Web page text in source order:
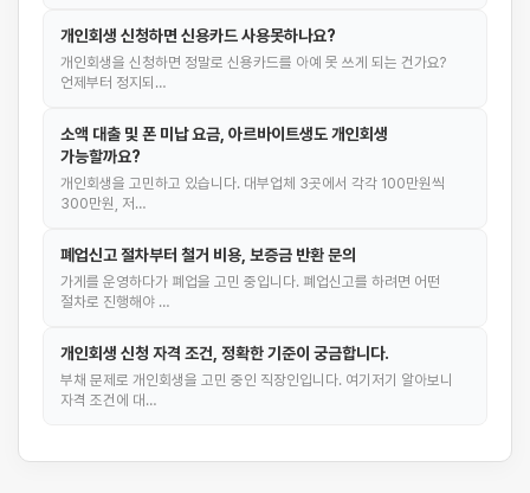
개인회생 신청하면 신용카드 사용못하나요?
개인회생을 신청하면 정말로 신용카드를 아예 못 쓰게 되는 건가요?
언제부터 정지되…
소액 대출 및 폰 미납 요금, 아르바이트생도 개인회생
가능할까요?
개인회생을 고민하고 있습니다. 대부업체 3곳에서 각각 100만원씩
300만원, 저…
폐업신고 절차부터 철거 비용, 보증금 반환 문의
가게를 운영하다가 폐업을 고민 중입니다. 폐업신고를 하려면 어떤
절차로 진행해야 …
개인회생 신청 자격 조건, 정확한 기준이 궁금합니다.
부채 문제로 개인회생을 고민 중인 직장인입니다. 여기저기 알아보니
자격 조건에 대…